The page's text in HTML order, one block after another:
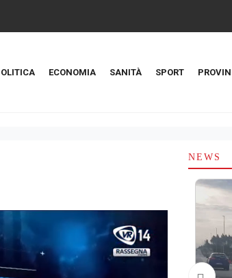
ECONOMIA SANITÀ SPORT
NEWS